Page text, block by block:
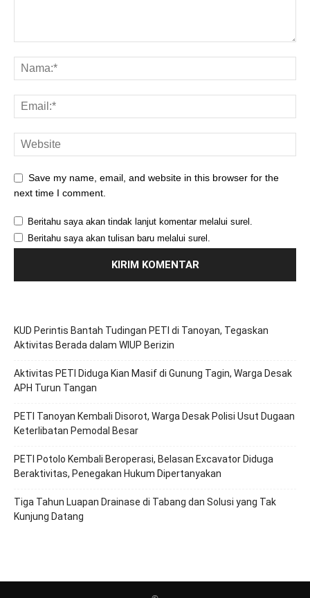
Save my name, email, and website in this browser for the
next time I comment.
Beritahu saya akan tindak lanjut komentar melalui surel.
Beritahu saya akan tulisan baru melalui surel.
KUD Perintis Bantah Tudingan PETI di Tanoyan, Tegaskan
Aktivitas Berada dalam WIUP Berizin
Aktivitas PETI Diduga Kian Masif di Gunung Tagin, Warga Desak
APH Turun Tangan
PETI Tanoyan Kembali Disorot, Warga Desak Polisi Usut Dugaan
Keterlibatan Pemodal Besar
PETI Potolo Kembali Beroperasi, Belasan Excavator Diduga
Beraktivitas, Penegakan Hukum Dipertanyakan
Tiga Tahun Luapan Drainase di Tabang dan Solusi yang Tak
Kunjung Datang